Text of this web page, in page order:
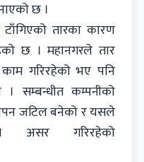
छ ।
तारका कारण
छ । महानगरले तार
गरिरहेको भए पनि
सम्बन्धीत कम्पनीको
जटिल बनेको र यसले
असर गरिरहेको